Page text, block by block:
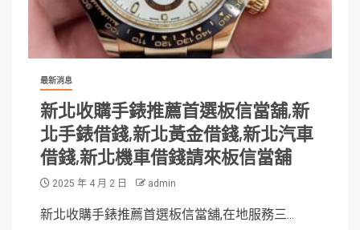
最新消息
新北收購手錶推薦首選板信當舖,新
北手錶借錢,新北黃金借錢,新北汽車
借錢,新北機車借錢請來板信當舖
2025 年 4 月 2 日 admin
新北收購手錶推薦首選板信當舖,在地服務三...